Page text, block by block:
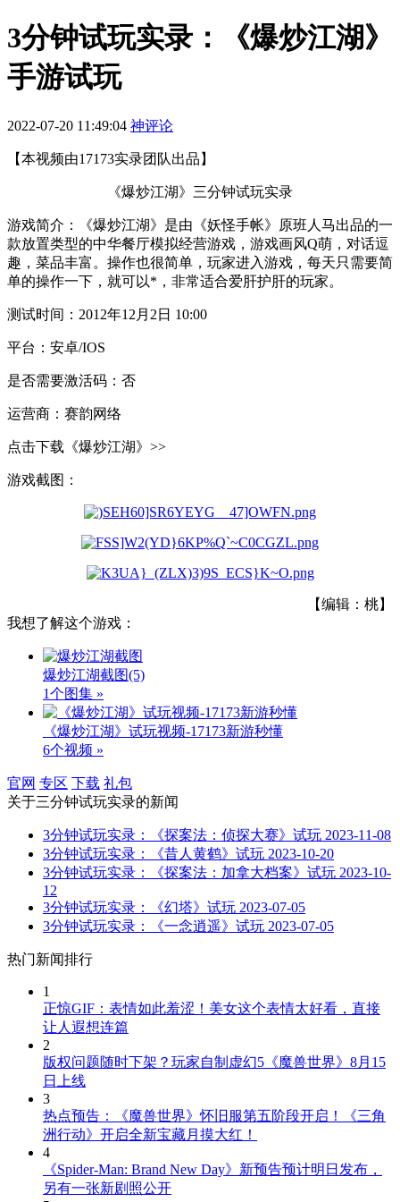
3分钟试玩实录：《爆炒江湖》
手游试玩
2022-07-20 11:49:04 神评论
【本视频由17173实录团队出品】
《爆炒江湖》三分钟试玩实录
游戏简介：《爆炒江湖》是由《妖怪手帐》原班人马出品的一
款放置类型的中华餐厅模拟经营游戏，游戏画风Q萌，对话逗
趣，菜品丰富。操作也很简单，玩家进入游戏，每天只需要简
单的操作一下，就可以*，非常适合爱肝护肝的玩家。
测试时间：2012年12月2日 10:00
平台：安卓/IOS
是否需要激活码：否
运营商：赛韵网络
点击下载《爆炒江湖》>>
游戏截图：
【编辑：桃】
我想了解这个游戏：
爆炒江湖截图(5)
1个图集 »
《爆炒江湖》试玩视频-17173新游秒懂
6个视频 »
官网 专区 下载 礼包
关于三分钟试玩实录的新闻
3分钟试玩实录：《探案法：侦探大赛》试玩 2023-11-08
3分钟试玩实录：《昔人黄鹤》试玩 2023-10-20
3分钟试玩实录：《探案法：加拿大档案》试玩 2023-10-
12
3分钟试玩实录：《幻塔》试玩 2023-07-05
3分钟试玩实录：《一念逍遥》试玩 2023-07-05
热门新闻排行
1
正惊GIF：表情如此羞涩！美女这个表情太好看，直接
让人遐想连篇
2
版权问题随时下架？玩家自制虚幻5《魔兽世界》8月15
日上线
3
热点预告：《魔兽世界》怀旧服第五阶段开启！《三角
洲行动》开启全新宝藏月摸大红！
4
《Spider-Man: Brand New Day》新预告预计明日发布，
另有一张新剧照公开